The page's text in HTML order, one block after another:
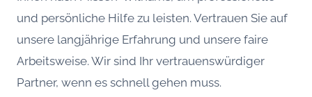
und persönliche Hilfe zu leisten. Vertrauen Sie auf
unsere langjährige Erfahrung und unsere faire
Arbeitsweise. Wir sind Ihr vertrauenswürdiger
Partner, wenn es schnell gehen muss.